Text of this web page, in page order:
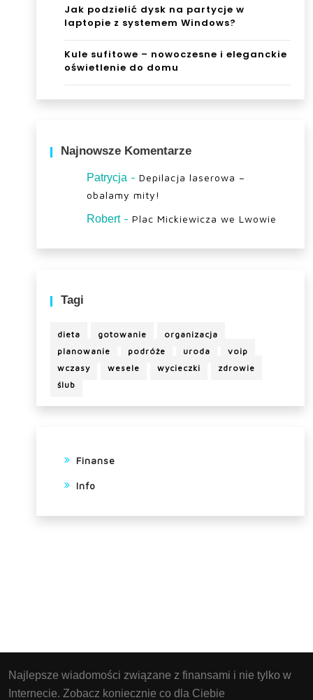
Jak podzielić dysk na partycje w
laptopie z systemem Windows?
Kule sufitowe – nowoczesne i eleganckie
oświetlenie do domu
Najnowsze Komentarze
Patrycja - Depilacja laserowa –
obalamy mity!
Robert- Plac Mickiewicza we Lwowie
Tagi
dieta gotowanie
organizacja
planowanie
podróże uroda
voip
wczasy
wesele wycieczki
zdrowie
ślub
Finanse
Info
Najlepsze wiadomości związane z finansami i nie tylko w
Internecie. Zobacz koniecznie co dla Ciebie